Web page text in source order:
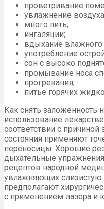
проветривание
увлажнение
много пить;
ингаляции;
вдыхание влажного
употребление
сон с высоко
промывание носа
прогревания;
питье горячих
Как снять заложенность
использование
соответствии с
состояния применяют
переносицы. Хорошие
дыхательные
рецептов народной
увлажняющих слизистую
предполагают
с применением лазера и